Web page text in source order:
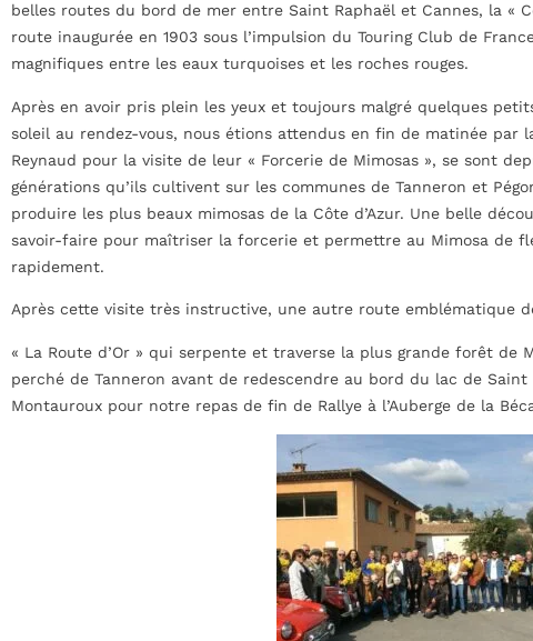
belles routes du bord de mer entre Saint Raphaël et Cannes, la «
route inaugurée en 1903 sous l’impulsion du Touring Club de
magnifiques entre les eaux turquoises et les roches rouges.
Après en avoir pris plein les yeux et toujours malgré quelques
soleil au rendez-vous, nous étions attendus en fin de matinée par
Reynaud pour la visite de leur « Forcerie de Mimosas », se sont
générations qu’ils cultivent sur les communes de Tanneron et
produire les plus beaux mimosas de la Côte d’Azur. Une belle
savoir-faire pour maîtriser la forcerie et permettre au Mimosa de
rapidement.
Après cette visite très instructive, une autre route emblématique
« La Route d’Or » qui serpente et traverse la plus grande forêt de
perché de Tanneron avant de redescendre au bord du lac de
Montauroux pour notre repas de fin de Rallye à l’Auberge de la